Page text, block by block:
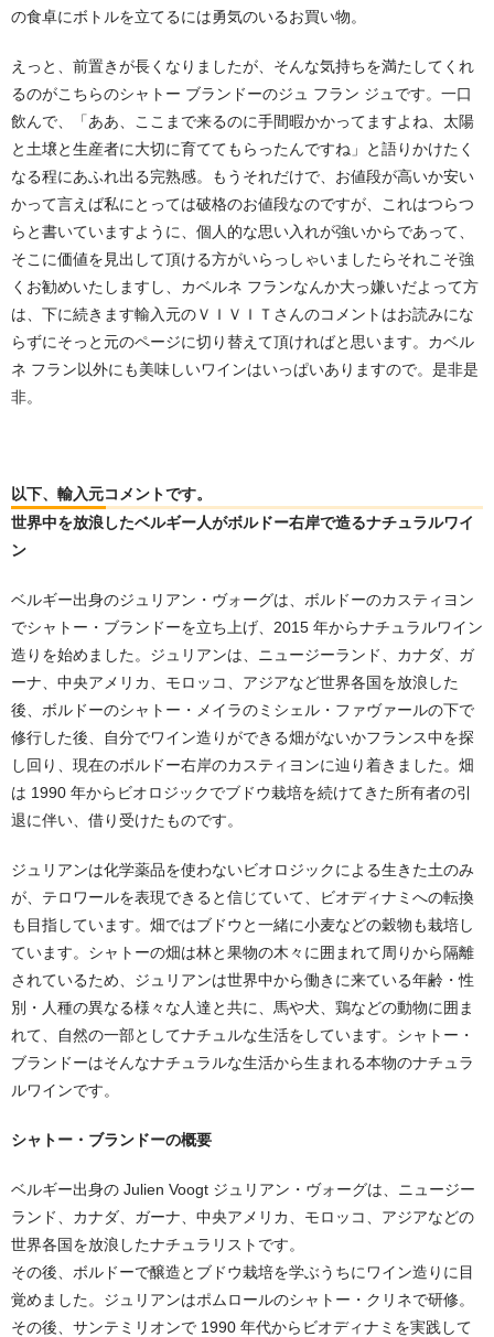
の食卓にボトルを立てるには勇気のいるお買い物。
えっと、前置きが長くなりましたが、そんな気持ちを満たしてくれ
るのがこちらのシャトー ブランドーのジュ フラン ジュです。一口
飲んで、「ああ、ここまで来るのに手間暇かかってますよね、太陽
と土壌と生産者に大切に育ててもらったんですね」と語りかけたく
なる程にあふれ出る完熟感。もうそれだけで、お値段が高いか安い
かって言えば私にとっては破格のお値段なのですが、これはつらつ
らと書いていますように、個人的な思い入れが強いからであって、
そこに価値を見出して頂ける方がいらっしゃいましたらそれこそ強
くお勧めいたしますし、カベルネ フランなんか大っ嫌いだよって方
は、下に続きます輸入元のＶＩＶＩＴさんのコメントはお読みにな
らずにそっと元のページに切り替えて頂ければと思います。カベル
ネ フラン以外にも美味しいワインはいっぱいありますので。是非是
非。
以下、輸入元コメントです。
世界中を放浪したベルギー人がボルドー右岸で造るナチュラルワイ
ン
ベルギー出身のジュリアン・ヴォーグは、ボルドーのカスティヨン
でシャトー・ブランドーを立ち上げ、2015 年からナチュラルワイン
造りを始めました。ジュリアンは、ニュージーランド、カナダ、ガ
ーナ、中央アメリカ、モロッコ、アジアなど世界各国を放浪した
後、ボルドーのシャトー・メイラのミシェル・ファヴァールの下で
修行した後、自分でワイン造りができる畑がないかフランス中を探
し回り、現在のボルドー右岸のカスティヨンに辿り着きました。畑
は 1990 年からビオロジックでブドウ栽培を続けてきた所有者の引
退に伴い、借り受けたものです。
ジュリアンは化学薬品を使わないビオロジックによる生きた土のみ
が、テロワールを表現できると信じていて、ビオディナミへの転換
も目指しています。畑ではブドウと⼀緒に小麦などの穀物も栽培し
ています。シャトーの畑は林と果物の木々に囲まれて周りから隔離
されているため、ジュリアンは世界中から働きに来ている年齢・性
別・人種の異なる様々な人達と共に、馬や犬、鶏などの動物に囲ま
れて、自然の⼀部としてナチュルな生活をしています。シャトー・
ブランドーはそんなナチュラルな生活から生まれる本物のナチュラ
ルワインです。
シャトー・ブランドーの概要
ベルギー出身の Julien Voogt ジュリアン・ヴォーグは、ニュージー
ランド、カナダ、ガーナ、中央アメリカ、モロッコ、アジアなどの
世界各国を放浪したナチュラリストです。
その後、ボルドーで醸造とブドウ栽培を学ぶうちにワイン造りに目
覚めました。ジュリアンはポムロールのシャトー・クリネで研修。
その後、サンテミリオンで 1990 年代からビオディナミを実践して